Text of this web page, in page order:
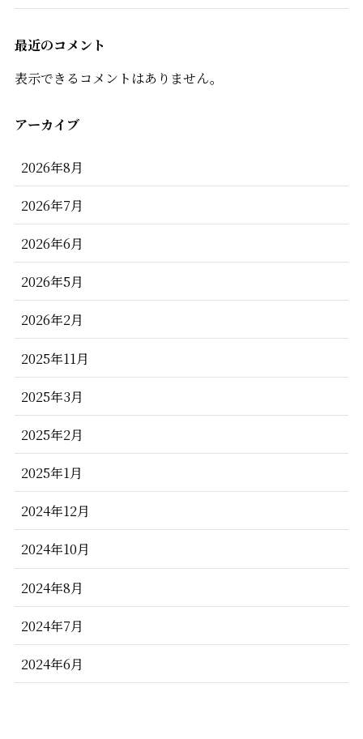
最近のコメント
表示できるコメントはありません。
アーカイブ
2026年8月
2026年7月
2026年6月
2026年5月
2026年2月
2025年11月
2025年3月
2025年2月
2025年1月
2024年12月
2024年10月
2024年8月
2024年7月
2024年6月